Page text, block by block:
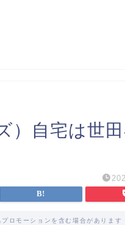
）自宅は世
ロモーションを含む場合があります